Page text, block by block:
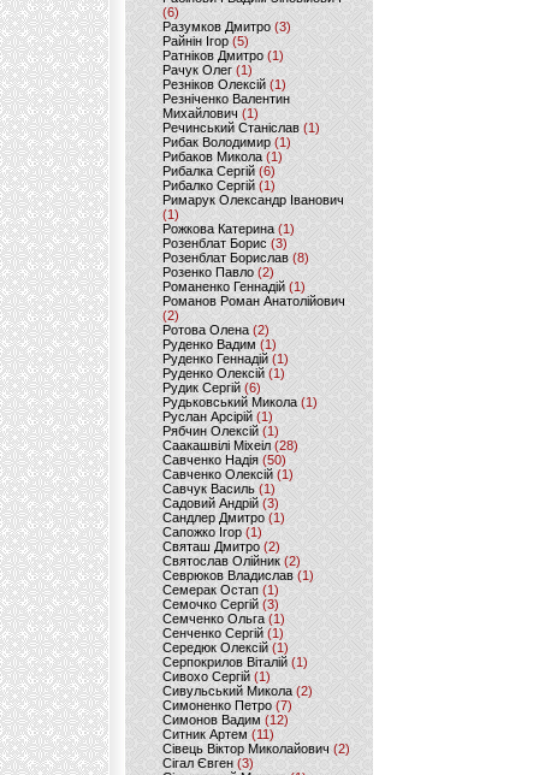
(6)
Разумков Дмитро (3)
Райнін Ігор(5)
Ратніков Дмитро (1)
Рачук Олег (1)
Резніков Олексій(1)
Резніченко Валентин
Михайлович (1)
Речинський Станіслав (1)
Рибак Володимир(1)
Рибаков Микола(1)
Рибалка Сергій (6)
Рибалко Сергій (1)
Римарук Олександр Іванович
(1)
Рожкова Катерина(1)
Розенблат Борис (3)
Розенблат Борислав (8)
Розенко Павло (2)
Романенко Геннадій (1)
Романов Роман Анатолійович
(2)
Ротова Олена(2)
Руденко Вадим (1)
Руденко Геннадій (1)
Руденко Олексій(1)
Рудик Сергій(6)
Рудьковський Микола (1)
Руслан Арсірій(1)
Рябчин Олексій (1)
Саакашвілі Міхеіл(28)
Савченко Надія (50)
Савченко Олексій(1)
Савчук Василь (1)
Садовий Андрій (3)
Сандлер Дмитро(1)
Сапожко Ігор(1)
Святаш Дмитро (2)
Святослав Олійник (2)
Севрюков Владислав (1)
Семерак Остап (1)
Семочко Сергій (3)
Семченко Ольга (1)
Сенченко Сергій(1)
Середюк Олексій(1)
Серпокрилов Віталій(1)
Сивохо Сергій(1)
Сивульський Микола(2)
Симоненко Петро(7)
Симонов Вадим (12)
Ситник Артем(11)
Сівець Віктор Миколайович(2)
Сігал Євген (3)